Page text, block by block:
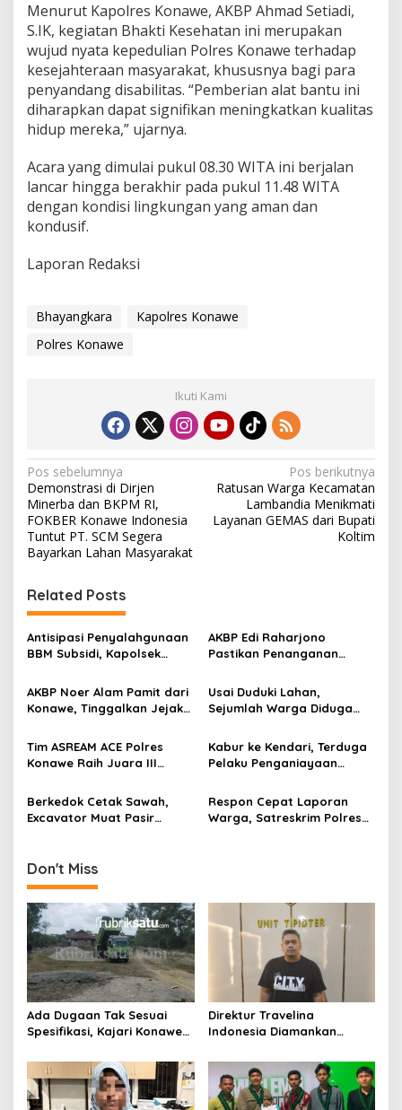
Menurut Kapolres Konawe, AKBP Ahmad Setiadi,
S.IK, kegiatan Bhakti Kesehatan ini merupakan
wujud nyata kepedulian Polres Konawe terhadap
kesejahteraan masyarakat, khususnya bagi para
penyandang disabilitas. “Pemberian alat bantu ini
diharapkan dapat signifikan meningkatkan kualitas
hidup mereka,” ujarnya.
Acara yang dimulai pukul 08.30 WITA ini berjalan
lancar hingga berakhir pada pukul 11.48 WITA
dengan kondisi lingkungan yang aman dan
kondusif.
Laporan Redaksi
Bhayangkara
Kapolres Konawe
Polres Konawe
Ikuti Kami
N
a
v
i
a
s
i
o
Pos sebelumnya
Demonstrasi di Dirjen
Minerba dan BKPM RI,
FOKBER Konawe Indonesia
Tuntut PT. SCM Segera
Bayarkan Lahan Masyarakat
Pos berikutnya
Ratusan Warga Kecamatan
Lambandia Menikmati
Layanan GEMAS dari Bupati
Koltim
Related Posts
Antisipasi Penyalahgunaan
BBM Subsidi, Kapolsek
Pengisian di SPBU
AKBP Edi Raharjono
Pastikan Penanganan
Tetap Berjalan
AKBP Noer Alam Pamit dari
Konawe, Tinggalkan Jejak
Mendalam di Hati
Masyarakat
Usai Duduki Lahan,
Sejumlah Warga Diduga
Turun Tangan
Tim ASREAM ACE Polres
Konawe Raih Juara III
Kabur ke Kendari, Terduga
Pelaku Penganiayaan
Dibekuk Polisi
Berkedok Cetak Sawah,
Excavator Muat Pasir
Respon Cepat Laporan
Warga, Satreskrim Polres
Don't Miss
Ada Dugaan Tak Sesuai
Spesifikasi, Kajari Konawe
Rupbasan Rp1,9 Miliar
Dihentikan
Direktur Travelina
Indonesia Diamankan
Penelantaran Jemaah
Umrah Masuk Babak Baru